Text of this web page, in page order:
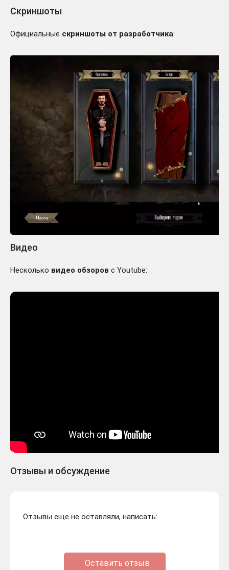
Скриншоты
Официальные скриншоты от разработчика:
Видео
Несколько видео обзоров с Youtube:
Отзывы и обсуждение
Отзывы еще не оставляли, написать:
Оставить отзыв